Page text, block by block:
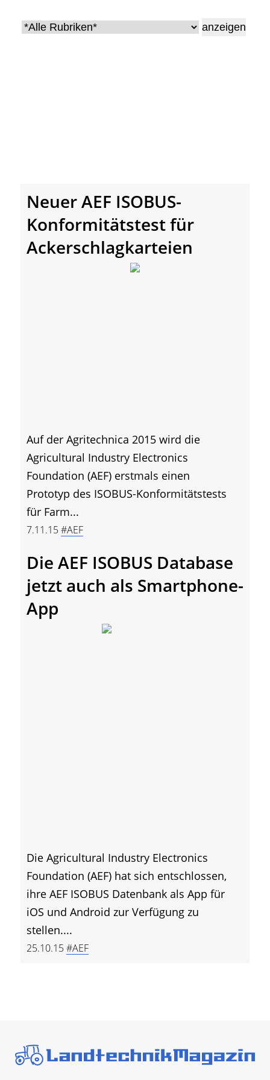
• Messen und Veranstaltungen
Neuer AEF ISOBUS-
Konformitätstest für
Ackerschlagkarteien
Auf der Agritechnica 2015 wird die
Agricultural Industry Electronics
Foundation (AEF) erstmals einen
Prototyp des ISOBUS-Konformitätstests
für Farm...
7.11.15#AEF
Die AEF ISOBUS Database
jetzt auch als Smartphone-
App
Die Agricultural Industry Electronics
Foundation (AEF) hat sich entschlossen,
ihre AEF ISOBUS Datenbank als App für
iOS und Android zur Verfügung zu
stellen....
25.10.15#AEF